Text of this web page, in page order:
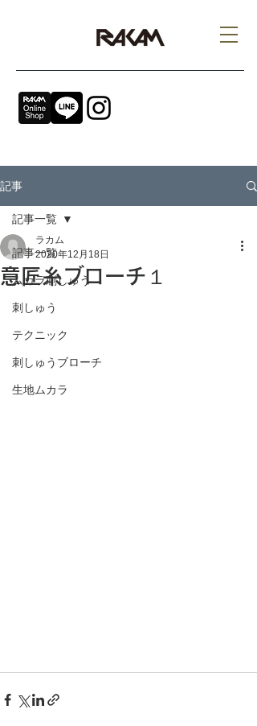
記事
記事一覧
ムカラ刺しゅう
刺しゅう
テクニック
刺しゅうブローチ
生地ムカラ
記事一覧
意匠糸ブローチ１
ラカム
2020年12月18日